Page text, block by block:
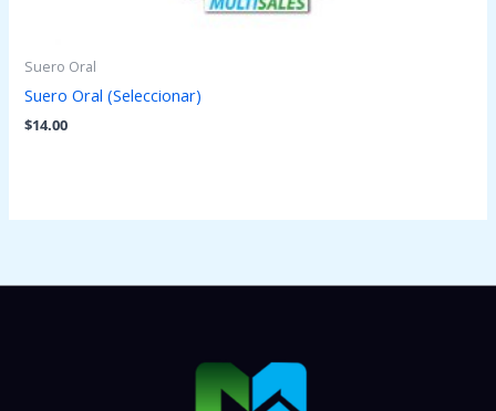
Suero Oral
Suero Oral (Seleccionar)
$14.00